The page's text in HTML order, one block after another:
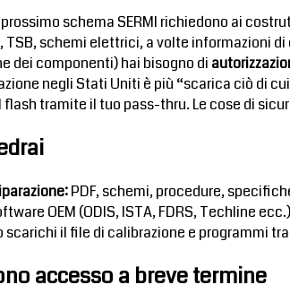
schema SERMI richiedono ai
schemi elettrici, a volte informazioni
dei componenti) hai bisogno di
negli Stati Uniti è più “scarica ciò di
flash tramite il tuo pass-thru. Le cose di
PDF, schemi, procedure,
OEM (ODIS, ISTA, FDRS, Techline
scarichi il file di calibrazione e programmi
accesso a breve termine